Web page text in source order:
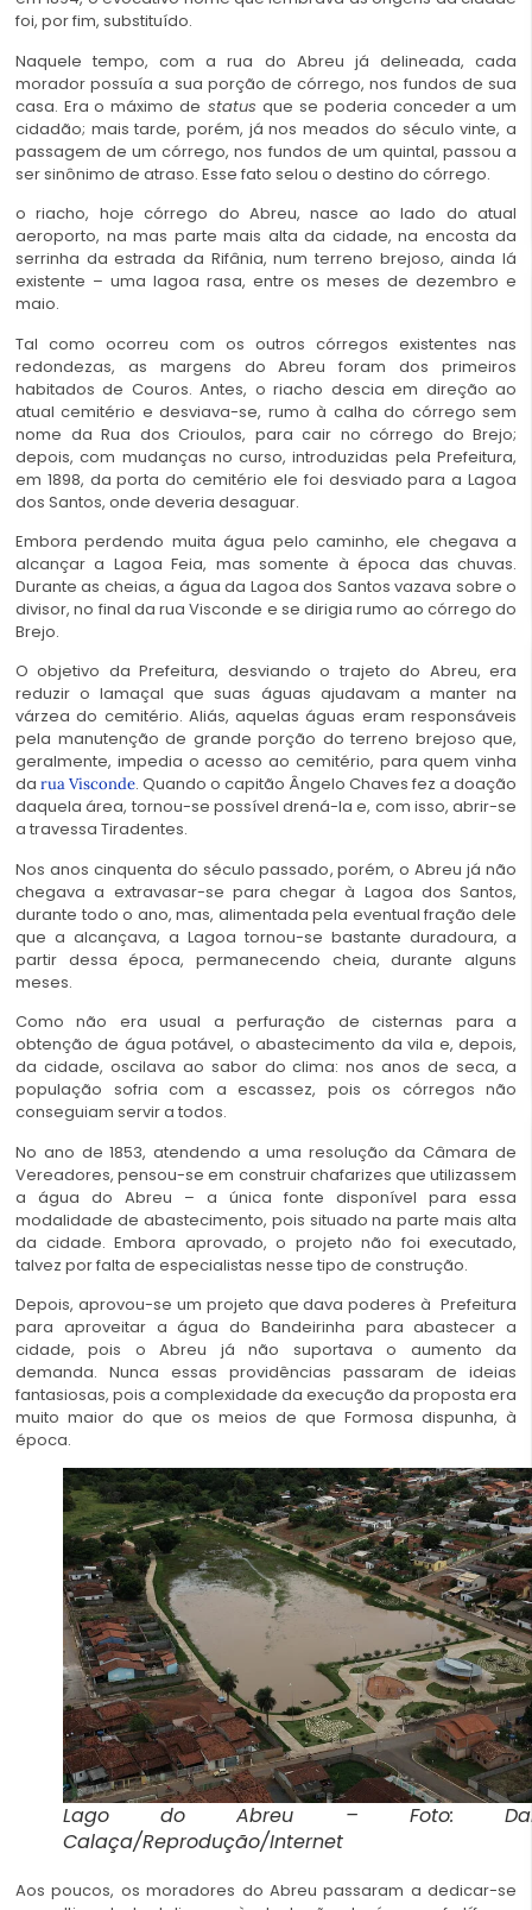
foi, por fim, substituído.
Naquele tempo, com a rua do Abreu já delineada, cada
morador possuía a sua porção de córrego, nos fundos de sua
casa. Era o máximo de statusque se poderia conceder a um
cidadão; mais tarde, porém, já nos meados do século vinte, a
passagem de um córrego, nos fundos de um quintal, passou a
ser sinônimo de atraso. Esse fato selou o destino do córrego.
o riacho, hoje córrego do Abreu, nasce ao lado do atual
aeroporto, na mas parte mais alta da cidade, na encosta da
serrinha da estrada da Rifânia, num terreno brejoso, ainda lá
existente – uma lagoa rasa, entre os meses de dezembro e
maio.
Tal como ocorreu com os outros córregos existentes nas
redondezas, as margens do Abreu foram dos primeiros
habitados de Couros. Antes, o riacho descia em direção ao
atual cemitério e desviava-se, rumo à calha do córrego sem
nome da Rua dos Crioulos, para cair no córrego do Brejo;
depois, com mudanças no curso, introduzidas pela Prefeitura,
em 1898, da porta do cemitério ele foi desviado para a Lagoa
dos Santos, onde deveria desaguar.
Embora perdendo muita água pelo caminho, ele chegava a
alcançar a Lagoa Feia, mas somente à época das chuvas.
Durante as cheias, a água da Lagoa dos Santos vazava sobre o
divisor, no final da rua Visconde e se dirigia rumo ao córrego do
Brejo.
O objetivo da Prefeitura, desviando o trajeto do Abreu, era
reduzir o lamaçal que suas águas ajudavam a manter na
várzea do cemitério. Aliás, aquelas águas eram responsáveis
pela manutenção de grande porção do terreno brejoso que,
geralmente, impedia o acesso ao cemitério, para quem vinha
da rua Visconde. Quando o capitão Ângelo Chaves fez a doação
daquela área, tornou-se possível drená-la e, com isso, abrir-se
a travessa Tiradentes.
Nos anos cinquenta do século passado, porém, o Abreu já não
chegava a extravasar-se para chegar à Lagoa dos Santos,
durante todo o ano, mas, alimentada pela eventual fração dele
que a alcançava, a Lagoa tornou-se bastante duradoura, a
partir dessa época, permanecendo cheia, durante alguns
meses.
Como não era usual a perfuração de cisternas para a
obtenção de água potável, o abastecimento da vila e, depois,
da cidade, oscilava ao sabor do clima: nos anos de seca, a
população sofria com a escassez, pois os córregos não
conseguiam servir a todos.
No ano de 1853, atendendo a uma resolução da Câmara de
Vereadores, pensou-se em construir chafarizes que utilizassem
a água do Abreu – a única fonte disponível para essa
modalidade de abastecimento, pois situado na parte mais alta
da cidade. Embora aprovado, o projeto não foi executado,
talvez por falta de especialistas nesse tipo de construção.
Depois, aprovou-se um projeto que dava poderes à Prefeitura
para aproveitar a água do Bandeirinha para abastecer a
cidade, pois o Abreu já não suportava o aumento da
demanda. Nunca essas providências passaram de ideias
fantasiosas, pois a complexidade da execução da proposta era
muito maior do que os meios de que Formosa dispunha, à
época.
Lago do Abreu – Foto:
Calaça/Reprodução/Internet
Aos poucos, os moradores do Abreu passaram a dedicar-se